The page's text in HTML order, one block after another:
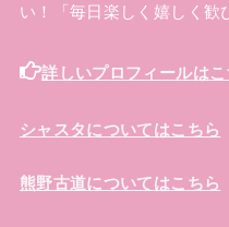
い！「毎日楽しく嬉しく歓
詳しいプロフィールはこ
シャスタについてはこちら
熊野古道についてはこちら